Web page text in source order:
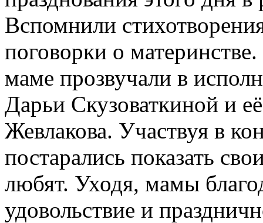
Вспомнили
поговорки о
маме прозвучали в
Дарьи Скузоваткиной и
Жевлакова. Участвуя в
постарались показать
любят. Уходя, мамы
удовольствие и